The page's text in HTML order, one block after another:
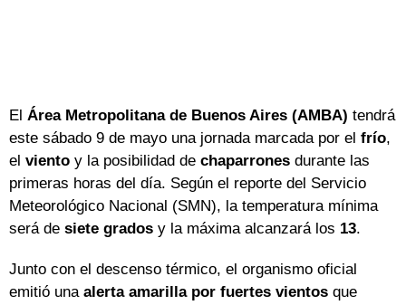
El Área Metropolitana de Buenos Aires (AMBA) tendrá
este sábado 9 de mayo una jornada marcada por el frío,
el viento y la posibilidad de chaparrones durante las
primeras horas del día. Según el reporte del Servicio
Meteorológico Nacional (SMN), la temperatura mínima
será de siete grados y la máxima alcanzará los 13.
Junto con el descenso térmico, el organismo oficial
emitió una alerta amarilla por fuertes vientos que